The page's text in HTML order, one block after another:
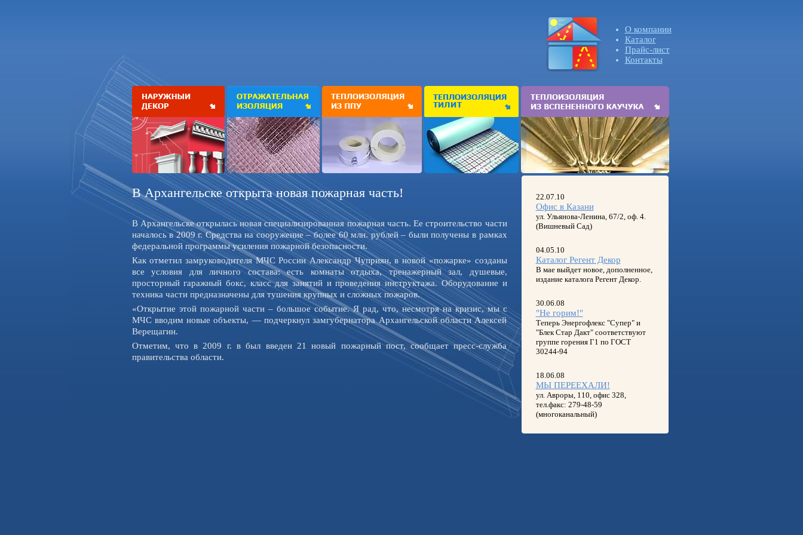
О компании
Каталог
Прайс-лист
Контакты
В Архангельске открыта новая пожарная часть!
В Архангельске открылась новая специализированная пожарная часть. Ее строительство части
началось в 2009 г. Средства на сооружение – более 60 млн. рублей – были получены в рамках
федеральной программы усиления пожарной безопасности.
Как отметил замруководителя МЧС России Александр Чуприян, в новой «пожарке» созданы
все условия для личного состава: есть комнаты отдыха, тренажерный зал, душевые,
просторный гаражный бокс, класс для занятий и проведения инструктажа. Оборудование и
техника части предназначены для тушения крупных и сложных пожаров.
«Открытие этой пожарной части – большое событие. Я рад, что, несмотря на кризис, мы с
МЧС вводим новые объекты, — подчеркнул замгубернатора Архангельской области Алексей
Верещагин.
Отметим, что в 2009 г. в был введен 21 новый пожарный пост, сообщает пресс-служба
правительства области.
22.07.10
Офис в Казани
ул. Ульянова-Ленина, 67/2, оф. 4.
(Вишневый Сад)
04.05.10
Каталог Регент Декор
В мае выйдет новое, дополненное,
издание каталога Регент Декор.
30.06.08
"Не горим!"
Теперь Энергофлекс "Супер" и
"Блек Стар Дакт" соответствуют
группе горения Г1 по ГОСТ
30244-94
18.06.08
МЫ ПЕРЕЕХАЛИ!
ул. Авроры, 110, офис 328,
тел.факс: 279-48-59
(многоканальный)